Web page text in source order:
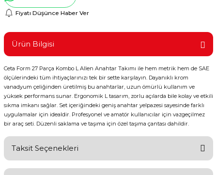
Fiyatı Düşünce Haber Ver
Ürün Bilgisi
Ceta Form 27 Parça Kombo L Allen Anahtar Takımı ile hem metrik hem de SAE
ölçülerindeki tüm ihtiyaçlarınızı tek bir sette karşılayın. Dayanıklı krom
vanadyum çeliğinden üretilmiş bu anahtarlar, uzun ömürlü kullanım ve
yüksek performans sunar. Ergonomik L tasarım, zorlu açılarda bile kolay ve etkili
sıkma imkanı sağlar. Set içeriğindeki geniş anahtar yelpazesi sayesinde farklı
uygulamalar için idealdir. Profesyonel ve amatör kullanıcılar için vazgeçilmez
bir araç seti. Düzenli saklama ve taşıma için özel taşıma çantası dahildir.
Taksit Seçenekleri